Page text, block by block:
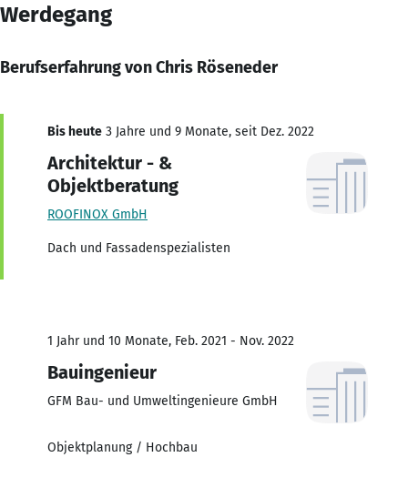
Werdegang
Berufserfahrung von Chris Röseneder
Bis heute 3 Jahre und 9 Monate, seit Dez. 2022
Architektur - &
Objektberatung
ROOFINOX GmbH
Dach und Fassadenspezialisten
1 Jahr und 10 Monate, Feb. 2021 - Nov. 2022
Bauingenieur
GFM Bau- und Umweltingenieure GmbH
Objektplanung / Hochbau